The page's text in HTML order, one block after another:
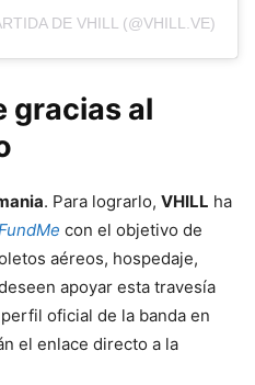
DE VHILL (@VHILL.VE)
gracias al
. Para lograrlo, VHILL ha
con el objetivo de
aéreos, hospedaje,
apoyar esta travesía
oficial de la banda en
el enlace directo a la